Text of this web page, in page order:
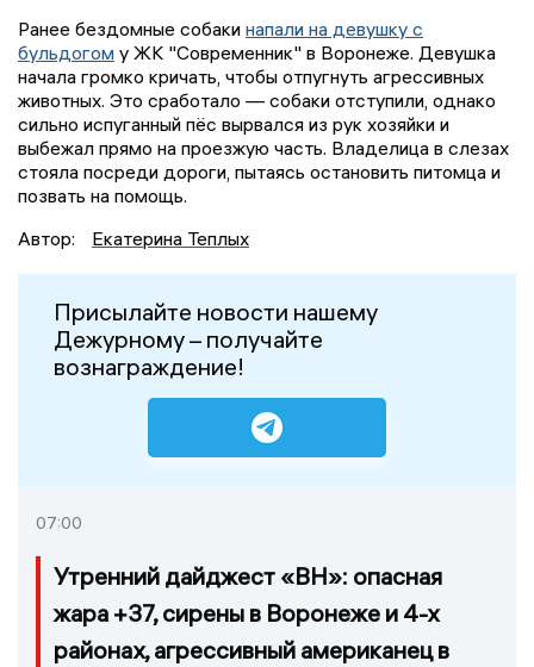
Ранее бездомные собаки напали на девушку с
бульдогом у ЖК "Современник" в Воронеже. Девушка
начала громко кричать, чтобы отпугнуть агрессивных
животных. Это сработало — собаки отступили, однако
сильно испуганный пёс вырвался из рук хозяйки и
выбежал прямо на проезжую часть. Владелица в слезах
стояла посреди дороги, пытаясь остановить питомца и
позвать на помощь.
Автор:
Екатерина Теплых
Присылайте новости нашему
Дежурному – получайте
вознаграждение!
07:00
Утренний дайджест «ВН»: опасная
жара +37, сирены в Воронеже и 4-х
районах, агрессивный американец в